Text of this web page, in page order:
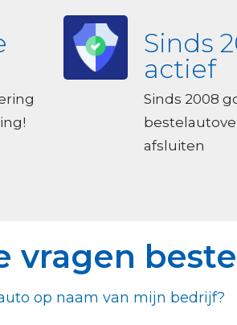
Sinds
actief
Sinds 2008
afsluiten
vragen
op naam van mijn bedrijf?